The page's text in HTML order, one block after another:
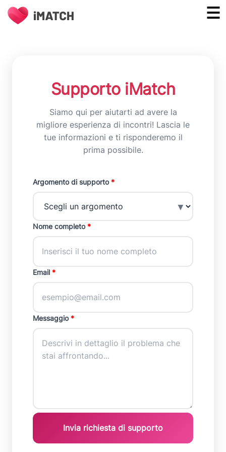
Supporto iMatch
Siamo qui per aiutarti ad avere la
migliore esperienza di incontri! Lascia le
tue informazioni e ti risponderemo il
prima possibile.
Argomento di supporto *
▼
Nome completo *
Email *
Messaggio *
Invia richiesta di supporto